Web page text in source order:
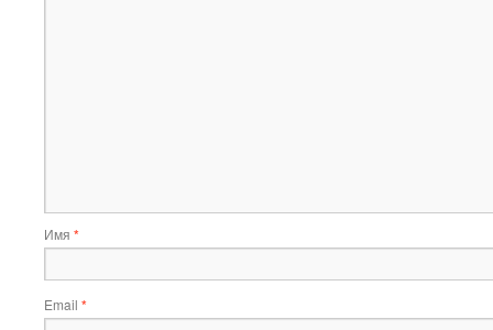
Имя *
Email *